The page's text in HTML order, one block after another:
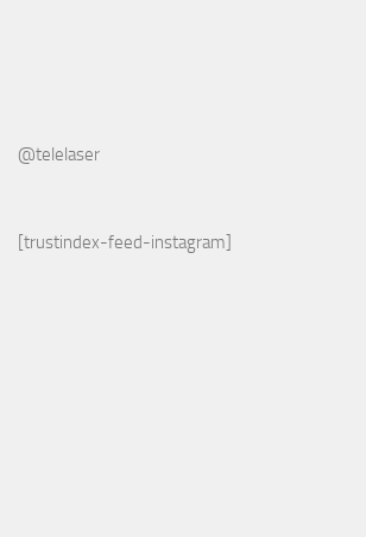
@telelaser
[trustindex-feed-instagram]